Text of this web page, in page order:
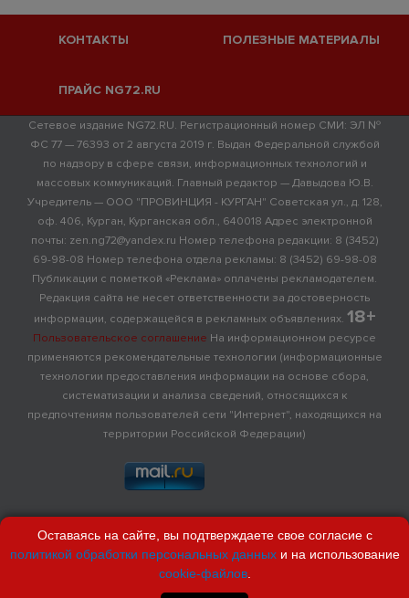
КОНТАКТЫ ПОЛЕЗНЫЕ МАТЕРИАЛЫ
ПРАЙС NG72.RU
Сетевое издание NG72.RU. Регистрационный номер СМИ: ЭЛ №
ФС 77 — 76393 от 2 августа 2019 г. Выдан Федеральной службой
по надзору в сфере связи, информационных технологий и
массовых коммуникаций. Главный редактор — Давыдова Ю.В.
Учредитель — ООО "ПРОВИНЦИЯ - КУРГАН" Советская ул., д. 128,
оф. 406, Курган, Курганская обл., 640018 Адрес электронной
почты: zen.ng72@yandex.ru Номер телефона редакции: 8 (3452)
69-98-08 Номер телефона отдела рекламы: 8 (3452) 69-98-08
Публикации с пометкой «Реклама» оплачены рекламодателем.
Редакция сайта не несет ответственности за достоверность
информации, содержащейся в рекламных объявлениях. 18+
Пользовательское соглашение На информационном ресурсе
применяются рекомендательные технологии (информационные
технологии предоставления информации на основе сбора,
систематизации и анализа сведений, относящихся к
предпочтениям пользователей сети "Интернет", находящихся на
территории Российской Федерации)
Оставаясь на сайте, вы подтверждаете свое согласие с
политикой обработки персональных данныхи на использование
cookie-файлов.